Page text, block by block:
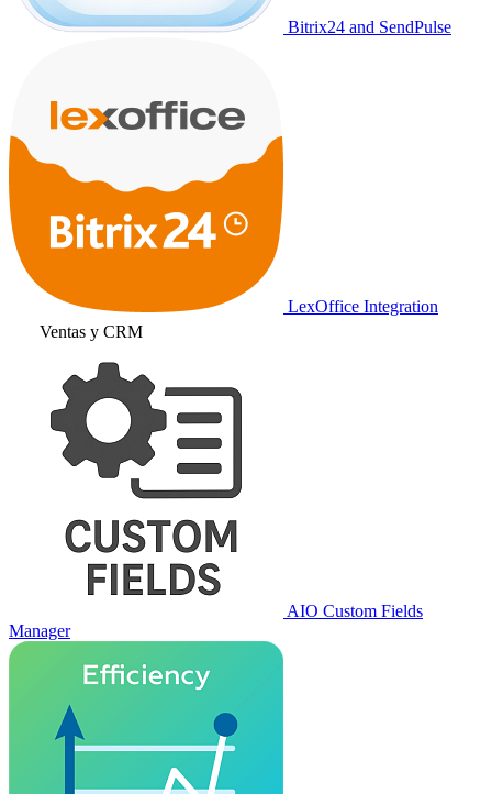
Bitrix24 and SendPulse
LexOffice Integration
Ventas y CRM
AIO Custom Fields
Manager